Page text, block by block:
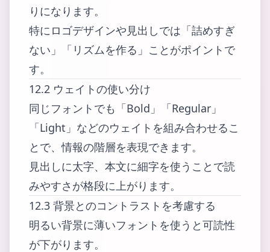
りになります。
特にロゴデザインや見出しでは「詰めすぎ
ない」「リズムを作る」ことがポイントで
す。
12.2 ウェイトの使い分け
同じフォントでも「Bold」「Regular」
「Light」などのウェイトを組み合わせるこ
とで、情報の階層を表現できます。
見出しに太字、本文に細字を使うことで読
みやすさが格段に上がります。
12.3 背景とのコントラストを考慮する
明るい背景に薄いフォントを使うと可読性
が下がります。